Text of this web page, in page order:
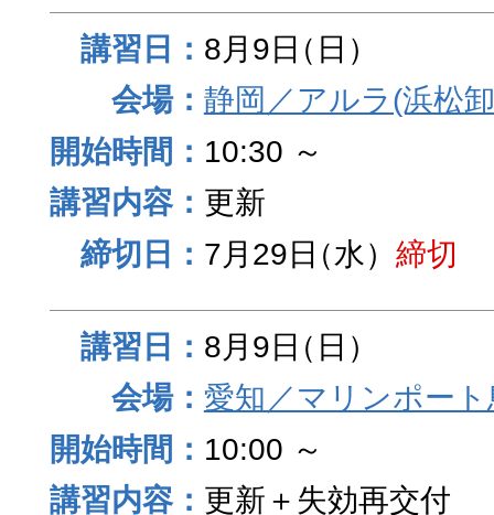
8月9日（日）
静岡／アルラ(浜松
10:30 ～
更新
7月29日（水） 締切
8月9日（日）
愛知／マリンポート
10:00 ～
更新＋失効再交付